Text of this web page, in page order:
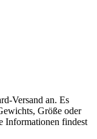
Versand an. Es
Größe oder
Informationen findest